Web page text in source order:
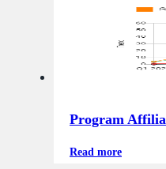
Program
Read more